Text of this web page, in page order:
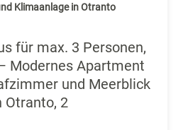
Klimaanlage in Otranto
für max. 3 Personen,
Modernes Apartment
und Meerblick
Otranto, 2